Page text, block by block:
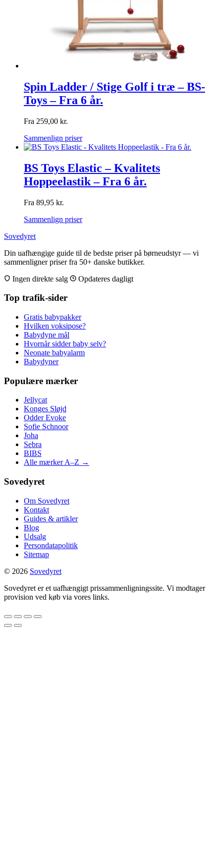
Spin Ladder / Stige Golf i træ – BS-
Toys – Fra 6 år.
Fra 259,00 kr.
Sammenlign priser
BS Toys Elastic – Kvalitets
Hoppeelastik – Fra 6 år.
Fra 89,95 kr.
Sammenlign priser
Sovedyret
Din uafhængige guide til de bedste priser på børneudstyr — vi
sammenligner priser fra 50+ danske butikker.
Ingen direkte salg
Opdateres dagligt
Top trafik-sider
Gratis babypakker
Hvilken voksipose?
Babydyne mål
Hvornår sidder baby selv?
Neonate babyalarm
Babydyner
Populære mærker
Jellycat
Konges Sløjd
Odder Evoke
Sofie Schnoor
Joha
Sebra
BIBS
Alle mærker A–Z →
Sovedyret
Om Sovedyret
Kontakt
Guides & artikler
Blog
Udsalg
Persondatapolitik
Sitemap
© 2026 Sovedyret
Sovedyret er et uafhængigt prissammenligningssite. Vi modtager
provision ved køb via vores links.